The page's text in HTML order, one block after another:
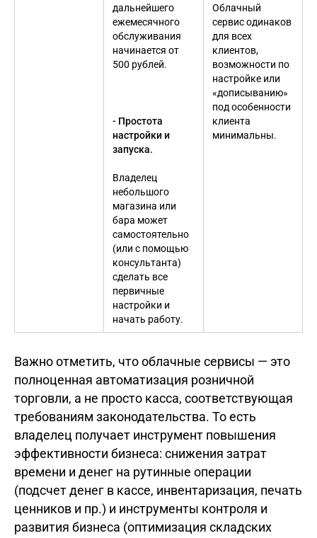
дальнейшего
ежемесячного
обслуживания
начинается от
500 рублей.
- Простота
настройки и
запуска.
Владелец
небольшого
магазина или
бара может
самостоятельно
(или с помощью
консультанта)
сделать все
первичные
настройки и
начать работу.
Облачный
сервис одинаков
для всех
клиентов,
возможности по
настройке или
«дописыванию»
под особенности
клиента
минимальны.
Важно отметить, что облачные сервисы — это
полноценная автоматизация розничной
торговли, а не просто касса, соответствующая
требованиям законодательства. То есть
владелец получает инструмент повышения
эффективности бизнеса: снижения затрат
времени и денег на рутинные операции
(подсчет денег в кассе, инвентаризация, печать
ценников и пр.) и инструменты контроля и
развития бизнеса (оптимизация складских